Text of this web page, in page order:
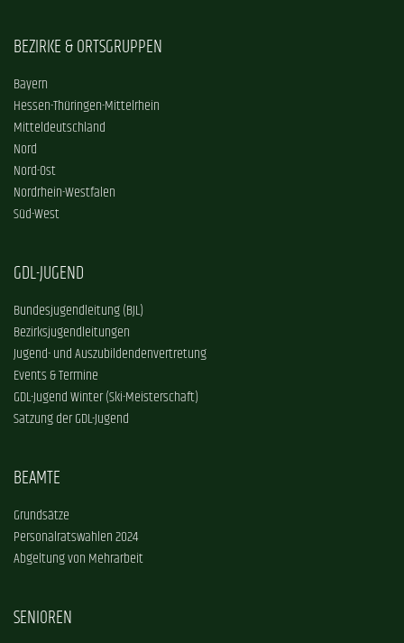
BEZIRKE & ORTSGRUPPEN
Bayern
Hessen-Thüringen-Mittelrhein
Mitteldeutschland
Nord
Nord-Ost
Nordrhein-Westfalen
Süd-West
GDL-JUGEND
Bundesjugendleitung (BJL)
Bezirksjugendleitungen
Jugend- und Auszubildendenvertretung
Events & Termine
GDL-Jugend Winter (Ski-Meisterschaft)
Satzung der GDL-Jugend
BEAMTE
Grundsätze
Personalratswahlen 2024
Abgeltung von Mehrarbeit
SENIOREN